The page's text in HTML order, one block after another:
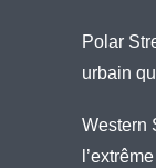
Polar
urbain
Western